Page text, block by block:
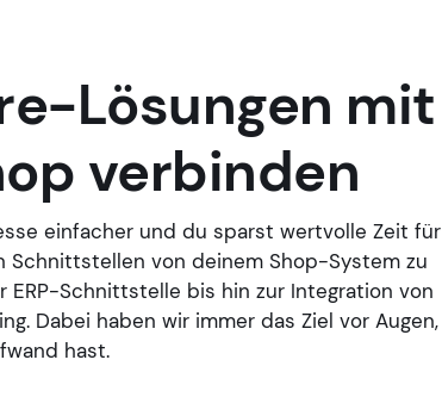
Lösungen mit
verbinden
einfacher und du sparst wertvolle Zeit für
Schnittstellen von deinem Shop-System zu
Schnittstelle bis hin zur Integration von
Dabei haben wir immer das Ziel vor Augen,
hast.